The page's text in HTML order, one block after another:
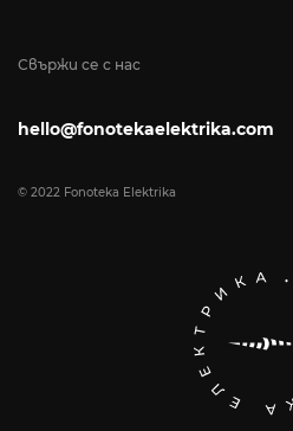
Свържи се с нас
hello@fonotekaelektrika.com
© 2022 Fonoteka Elektrika